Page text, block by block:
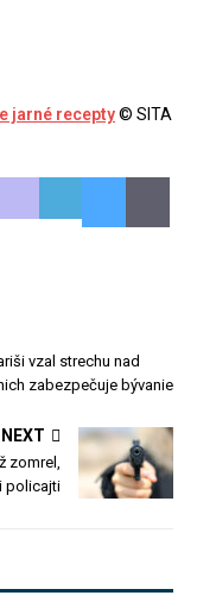
jarné recepty© SITA
vzal strechu nad
zabezpečuje bývanie
NEXT
zomrel,
policajti